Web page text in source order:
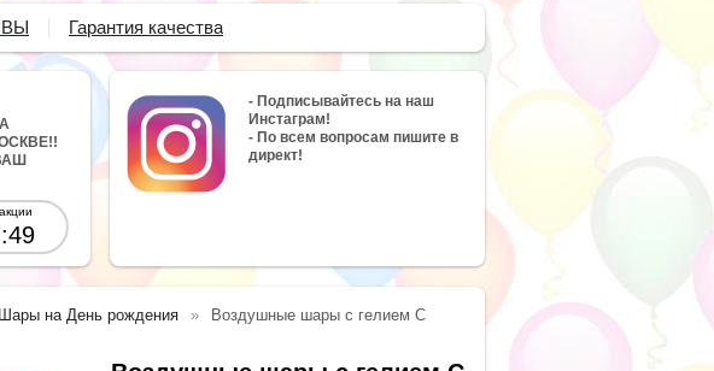
Гарантия качества
- Подписывайтесь на наш
Инстаграм!
- По всем вопросам пишите в
директ!
Шары на День рождения
Воздушные шары с гелием С